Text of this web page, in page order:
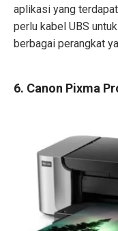
aplikasi yang
perlu kabel UBS
berbagai perangkat
6. Canon Pixma